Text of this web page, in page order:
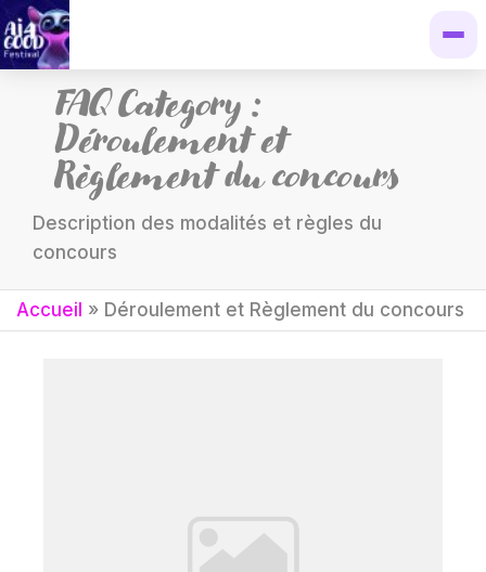
FAQ Category :
Déroulement et
Règlement du concours
Description des modalités et règles du
concours
Accueil » Déroulement et Règlement du concours